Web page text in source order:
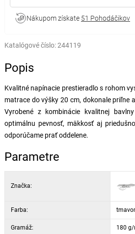
Nákupom získate 51 Pohodáčikov
Katalógové číslo:244119
Popis
Kvalitné napínacie prestieradlo s rohom
matrace do výšky 20 cm, dokonale priľne
Vyrobené z kombinácie kvalitnej
optimálnu pevnosť, mäkkosť aj
odporúčame prať oddelene.
Parametre
Značka:
Farba:
Gramáž: 180